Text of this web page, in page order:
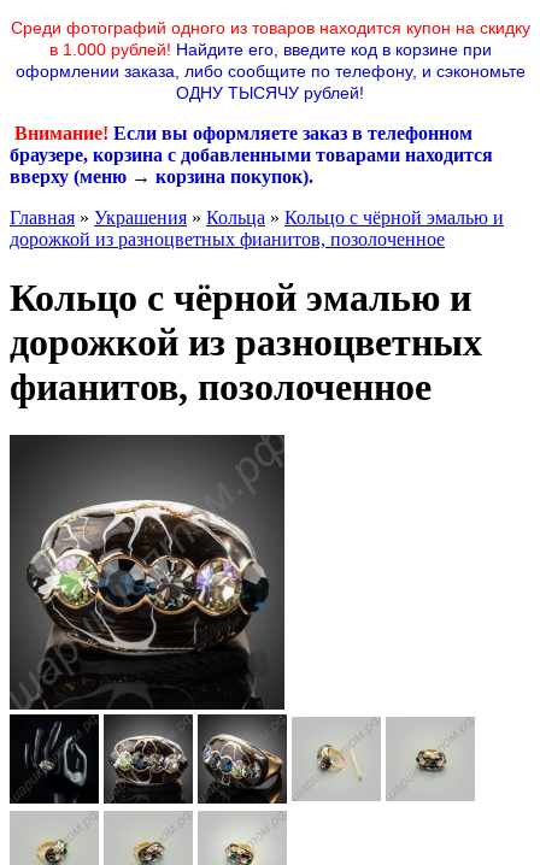
Среди фотографий одного из товаров находится купон на скидку
в 1.000 рублей! Найдите его, введите код в корзине при
оформлении заказа, либо сообщите по телефону, и сэкономьте
ОДНУ ТЫСЯЧУ рублей!
Внимание! Если вы оформляете заказ в телефонном
браузере, корзина с добавленными товарами находится
вверху (меню → корзина покупок).
Главная » Украшения » Кольца » Кольцо с чёрной эмалью и
дорожкой из разноцветных фианитов, позолоченное
Кольцо с чёрной эмалью и
дорожкой из разноцветных
фианитов, позолоченное